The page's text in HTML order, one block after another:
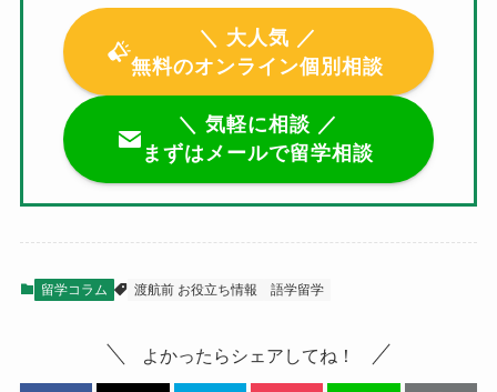
＼ 大人気 ／
無料のオンライン個別相談
＼ 気軽に相談 ／
まずはメールで留学相談
留学コラム 渡航前 お役立ち情報 語学留学
よかったらシェアしてね！